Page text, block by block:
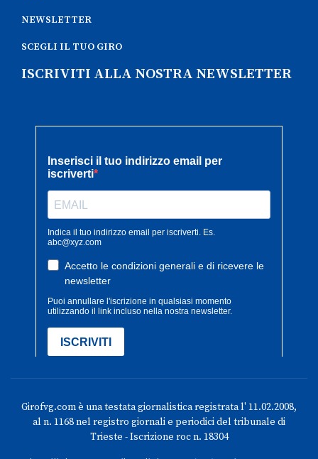
NEWSLETTER
SCEGLI IL TUO GIRO
ISCRIVITI ALLA NOSTRA NEWSLETTER
Girofvg.com è una testata giornalistica registrata l' 11.02.2008,
al n. 1168 nel registro giornali e periodici del tribunale di
Trieste - Iscrizione roc n. 18304